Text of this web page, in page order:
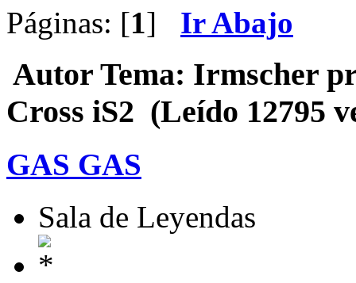
Páginas: [1] Ir Abajo
Autor Tema: Irmscher
Cross iS2 (Leído 12795
GAS GAS
Sala de Leyendas